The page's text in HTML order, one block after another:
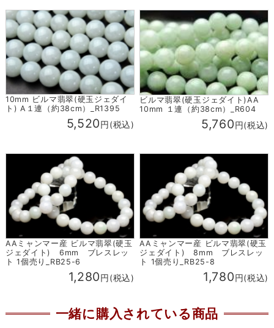
10mm ビルマ翡翠(硬玉ジェダイ
ト) A１連（約38cm）_R1395
5,520円(税込)
ビルマ翡翠(硬玉ジェダイト)AA
10mm １連（約38cm）_R604
5,760円(税込)
AAミャンマー産 ビルマ翡翠(硬玉
ジェダイト) 6mm ブレスレッ
ト 1個売り_RB25-6
1,280円(税込)
AAミャンマー産 ビルマ翡翠(硬玉
ジェダイト) 8mm ブレスレッ
ト 1個売り_RB25-8
1,780円(税込)
一緒に購入されている商品